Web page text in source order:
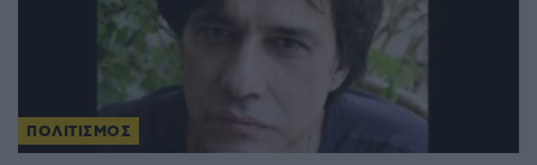
ΠΟΛΙΤΙΣΜΟΣ